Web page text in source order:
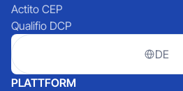
Actito CEP
Qualifio DCP
DE
PLATTFORM